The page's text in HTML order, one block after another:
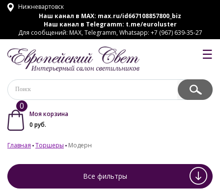
Нижневартовск
Наш канал в MAX: max.ru/id667108857800_biz
Наш канал в Telegramm: t.me/euroluster
Для сообщений: MAX, Telegramm, Whatsapp: +7 (967) 639-35-27
☰
0
Моя корзина
0 руб.
Главная Торшеры Модерн
Все фильтры